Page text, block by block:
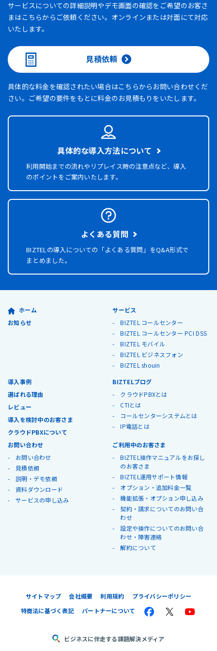
サービスについての詳細説明やデモ画面の確認をご希望のお客さ
まはこちらからご依頼ください。オンラインまたは対面にて対応
いたします。
見積依頼
具体的な料金を確認されたい場合はこちらからお問い合わせくだ
さい。ご希望の要件をもとに料金のお見積もりをいたします。
具体的な導入方法について
利用開始までの流れやリプレイス時の注意点など、導入
のポイントをご案内いたします。
よくある質問
BIZTELの導入についての「よくある質問」をQ&A形式で
まとめました。
ホーム
お知らせ
サービス
BIZTEL コールセンター
BIZTEL コールセンター PCI DSS
BIZTEL モバイル
BIZTEL ビジネスフォン
BIZTEL shouin
導入事例
選ばれる理由
レビュー
導入を検討中のお客さま
クラウドPBXについて
BIZTELブログ
クラウドPBXとは
CTIとは
コールセンターシステムとは
IP電話とは
お問い合わせ
お問い合わせ
見積依頼
説明・デモ依頼
資料ダウンロード
サービスの申し込み
ご利用中のお客さま
BIZTEL操作マニュアルをお探し
のお客さま
BIZTEL運用サポート情報
オプション・追加料金一覧
機能拡張・オプション申し込み
契約・請求についてのお問い合
わせ
設定や操作についてのお問い合
わせ・障害連絡
解約について
サイトマップ 会社概要 利用規約
プライバシーポリシー
特商法に基づく表記
パートナーについて
ビジネスに伴走する課題解決メディア